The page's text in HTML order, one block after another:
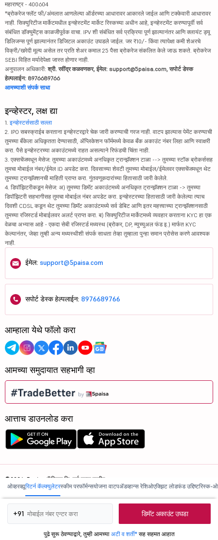
ओव्हरव्ह्यूरिटर्न कॅल्क्युलेटरस्कीम परफॉर्मन्सयोजना वाटपॲडव्हान्स रेशिओएक्झिट लोडफंड उद्दिष्टरिस्क-
+91 डिमॅट अकाउंट उघडा
पुढे सुरू ठेवण्याद्वारे, तुम्ही आमच्या अटी व शर्ती*सह सहमत आहात
महाराष्ट्र - 400604
*ब्रोकरेज फ्लॅट फी/अंमलात आणलेल्या ऑर्डरच्या आधारावर आकारले जाईल आणि टक्केवारी आधारावर
नाही. सिक्युरिटीज मार्केटमधील इन्व्हेस्टमेंट मार्केट रिस्कच्या अधीन आहे, इन्व्हेस्टमेंट करण्यापूर्वी सर्व
संबंधित डॉक्युमेंट्स काळजीपूर्वक वाचा. IPV शी संबंधित सर्व प्रक्रिया पूर्ण झाल्यानंतर आणि क्लायंट ड्यू
डिलिजन्स पूर्ण झाल्यानंतर डिजिटल अकाउंट उघडले जाईल. जर ₹10/- किंवा त्यापेक्षा कमी शेअरचे
विक्री/खरेदी मूल्य असेल तर प्रति शेअर कमाल 25 पैसा ब्रोकरेज संकलित केले जाऊ शकते. ब्रोकरेज
SEBI विहित मर्यादेपेक्षा जास्त होणार नाही.
अनुपालन अधिकारी: श्री. रवींद्र कळवणकर, ईमेल: support@5paisa.com, सपोर्ट डेस्क
हेल्पलाईन: 8976689766
आमच्याशी संपर्क साधा
इन्व्हेस्टर, लक्ष द्या
1. इन्व्हेस्टर्ससाठी सल्ला
2. IPO सबस्क्राईब करताना इन्व्हेस्टरद्वारे चेक जारी करण्याची गरज नाही. वाटप झाल्यास पेमेंट करण्याची
तुमच्या बँकेला अधिकृतता देण्यासाठी, ॲप्लिकेशन फॉर्ममध्ये केवळ बँक अकाउंट नंबर लिहा आणि स्वाक्षरी
करा. पैसे इन्व्हेस्टरच्या अकाउंटमध्ये राहत असल्याने रिफंडची चिंता नाही.
3. एक्सचेंजमधून मेसेज: तुमच्या अकाउंटमध्ये अनधिकृत ट्रान्झॅक्शन टाळा --> तुमच्या स्टॉक ब्रोकर्ससह
तुमचा मोबाईल नंबर/ईमेल ID अपडेट करा. दिवसाच्या शेवटी तुमच्या मोबाईल/ईमेलवर एक्सचेंजमधून थेट
तुमच्या ट्रान्झॅक्शनची माहिती प्राप्त करा. गुंतवणूकदारांच्या हितासाठी जारी केलेले.
4. डिपॉझिटरीकडून मेसेज: अ) तुमच्या डिमॅट अकाउंटमध्ये अनधिकृत ट्रान्झॅक्शन टाळा -> तुमच्या
डिपॉझिटरी सहभागीसह तुमचा मोबाईल नंबर अपडेट करा. इन्व्हेस्टरच्या हितासाठी जारी केलेल्या त्याच
दिवशी CDSL कडून थेट तुमच्या डिमॅट अकाउंटमध्ये सर्व डेबिट आणि इतर महत्त्वाच्या ट्रान्झॅक्शनसाठी
तुमच्या रजिस्टर्ड मोबाईलवर अलर्ट प्राप्त करा. ब) सिक्युरिटीज मार्केटमध्ये व्यवहार करताना KYC हा एक
वेळचा अभ्यास आहे - एकदा सेबी रजिस्टर्ड मध्यस्थ (ब्रोकर, DP, म्युच्युअल फंड इ.) मार्फत KYC
केल्यानंतर, जेव्हा तुम्ही अन्य मध्यस्थीशी संपर्क साधता तेव्हा तुम्हाला पुन्हा समान प्रोसेस करणे आवश्यक
नाही.
ईमेल: support@5paisa.com
सपोर्ट डेस्क हेल्पलाईन: 8976689766
आम्हाला येथे फॉलो करा
आमच्या समुदायात सहभागी व्हा
आत्ताच डाउनलोड करा
©2026, 5paisa कॅपिटल लि. सर्व हक्क राखीव.
आम्ही ISO 27001:2022 प्रमाणित आहोत.